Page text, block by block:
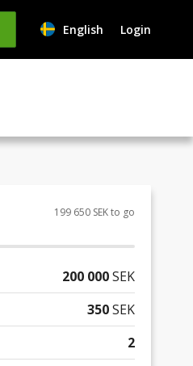
English Login
199 650 SEK to go
200 000SEK
350SEK
2